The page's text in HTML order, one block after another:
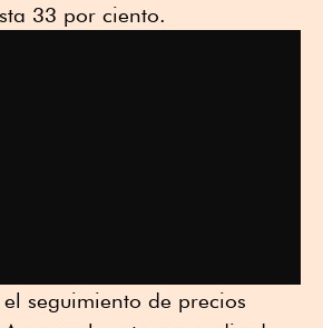
33 por ciento.
seguimiento de precios